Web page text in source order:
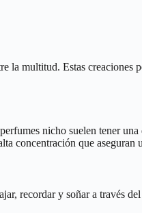
la multitud. Estas
nicho suelen tener
concentración que
recordar y soñar a través